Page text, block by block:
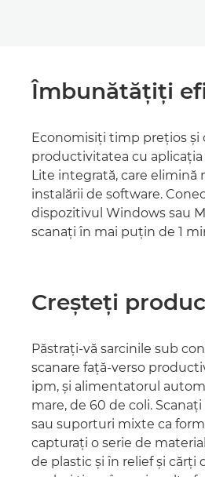
Îmbunătăţiţi
Economisiţi timp preţios şi
productivitatea cu
Lite integrată, care elimină
instalării de software.
dispozitivul Windows sau
scanaţi în mai puţin de 1
Creşteţi
Păstraţi-vă sarcinile sub
scanare faţă-verso
ipm, şi alimentatorul
mare, de 60 de coli.
sau suporturi mixte ca
capturaţi o serie de
de plastic şi în relief şi cărţi